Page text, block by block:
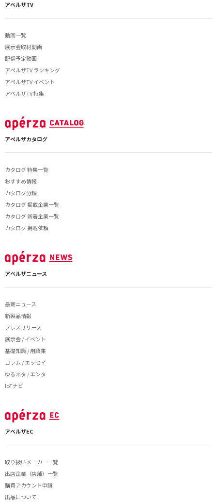
アペルザTV
動画一覧
展示会取材動画
配信予定動画
アペルザTV ランキング
アペルザTV イベント
アペルザTV 特集
アペルザカタログ
カタログ 特集一覧
おすすめ情報
カタログ分類
カタログ 掲載企業一覧
カタログ 新着企業一覧
カタログ 掲載依頼
アペルザニュース
最新ニュース
新製品情報
プレスリリース
展示会 / イベント
基礎知識 / 用語集
コラム / エッセイ
ゆるネタ / エンタ
IoTナビ
アペルザEC
取り扱いメーカー一覧
出店企業（店舗）一覧
購買アカウント申請
出品について